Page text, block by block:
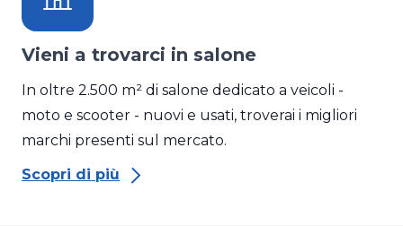
Vieni a trovarci in salone
In oltre 2.500 m² di salone dedicato a veicoli -
moto e scooter - nuovi e usati, troverai i migliori
marchi presenti sul mercato.
Scopri di più